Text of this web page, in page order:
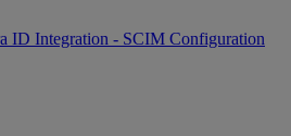
ID Integration - SCIM Configuration